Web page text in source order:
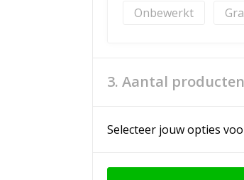
Onbewerkt
3. Aantal producten
Selecteer jouw opties